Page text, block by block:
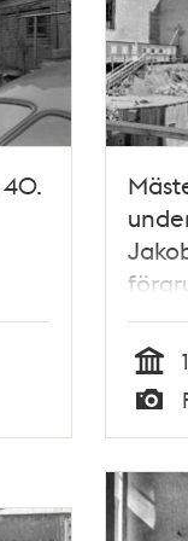
40.
Tid
Typ